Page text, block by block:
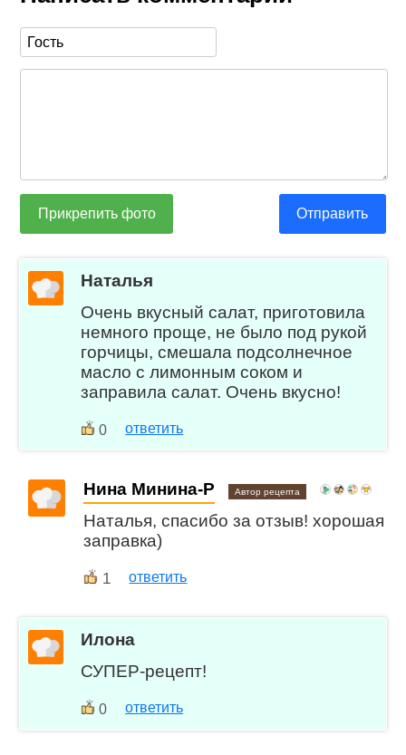
Прикрепить фото Отправить
Наталья
Очень вкусный салат, приготовила
немного проще, не было под рукой
горчицы, смешала подсолнечное
масло с лимонным соком и
заправила салат. Очень вкусно!
0 ответить
Нина Минина-Р Автор рецепта
Наталья, спасибо за отзыв! хорошая
заправка)
1 ответить
Илона
СУПЕР-рецепт!
0 ответить